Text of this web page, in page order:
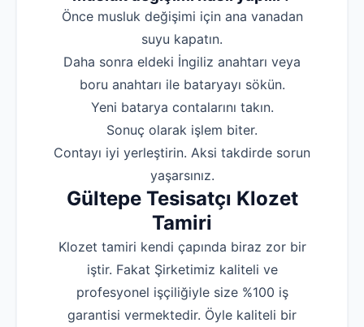
‌Önce musluk değişimi için ana vanadan
suyu kapatın.
‌Daha sonra eldeki İngiliz anahtarı veya
boru anahtarı ile bataryayı sökün.
‌Yeni batarya contalarını takın.
‌Sonuç olarak işlem biter.
‌Contayı iyi yerleştirin. Aksi takdirde sorun
yaşarsınız.
Gültepe Tesisatçı Klozet
Tamiri
Klozet tamiri kendi çapında biraz zor bir
iştir. Fakat Şirketimiz kaliteli ve
profesyonel işçiliğiyle size %100 iş
garantisi vermektedir. Öyle kaliteli bir